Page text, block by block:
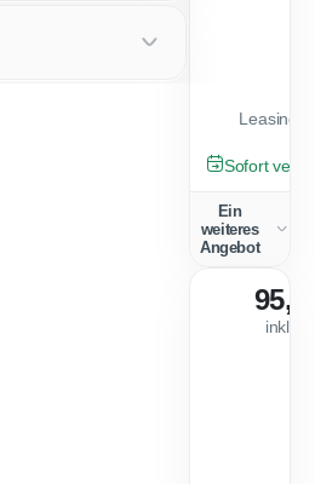
GEBRAUCHT
Sofort
Ein
weiteres
Angebot
inkl.